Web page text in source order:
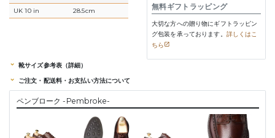
UK 10 in 28.5cm 無料ギフトラッピング
大切な方への贈り物にギフトラッピン
グ包装を承っております。 詳しくはこ
ちら
靴サイズ参考表（詳細）
ご注文・配送料・お支払い方法について
ペンブローク -Pembroke-